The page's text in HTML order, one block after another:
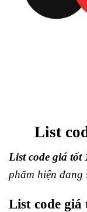
List
List code giá tốt
phẩm hiện đang
List code giá